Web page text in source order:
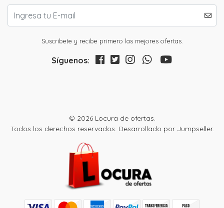
Suscribete y recibe primero las mejores ofertas.
Síguenos:
© 2026 Locura de ofertas.
Todos los derechos reservados. Desarrollado por Jumpseller.